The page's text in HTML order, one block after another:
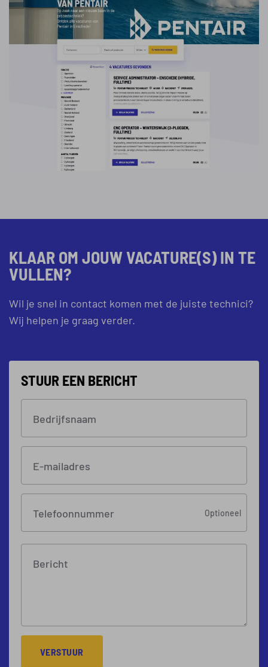
KLAAR OM JOUW VACATURE(S) IN TE
VULLEN?
Wil je snel in contact komen met de juiste technici?
Wij helpen je graag verder.
STUUR EEN BERICHT
Bedrijfsnaam
E-mailadres
Telefoonnummer Optioneel
Bericht
VERSTUUR